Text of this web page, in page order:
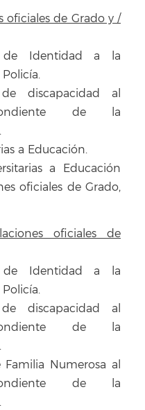
oficiales de Grado y /
de Identidad a la
discapacidad al
de la
a Educación.
a Educación
oficiales de Grado,
oficiales de
de Identidad a la
discapacidad al
de la
Numerosa al
de la